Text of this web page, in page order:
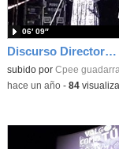
Discurso Directora y autoridades acto presentación "Valgo como tú"
subido por Cpee
06′ 09″
-hace un año- 84